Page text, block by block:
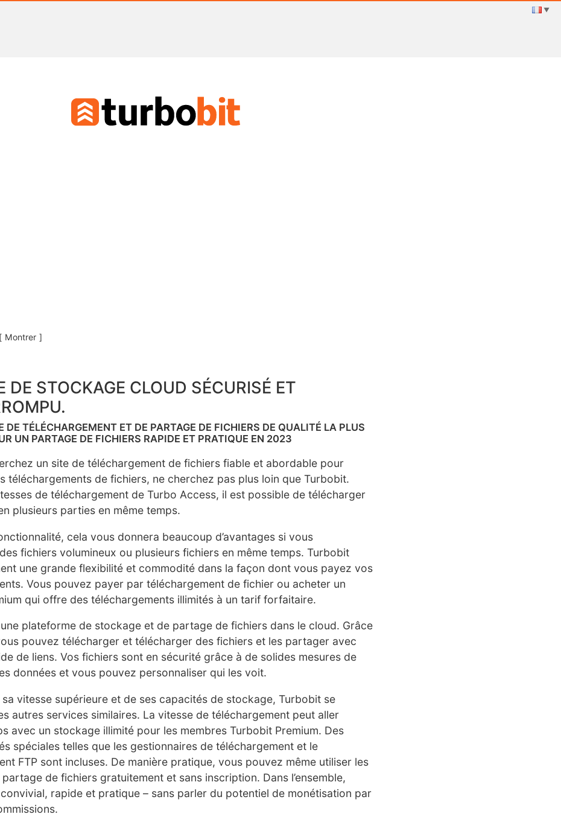
Montrer
DE STOCKAGE CLOUD SÉCURISÉ ET
DE TÉLÉCHARGEMENT ET DE PARTAGE DE FICHIERS DE QUALITÉ LA PLUS
UN PARTAGE DE FICHIERS RAPIDE ET PRATIQUE EN 2023
un site de téléchargement de fichiers fiable et abordable pour
téléchargements de fichiers, ne cherchez pas plus loin que Turbobit.
de téléchargement de Turbo Access, il est possible de télécharger
plusieurs parties en même temps.
cela vous donnera beaucoup d’avantages si vous
fichiers volumineux ou plusieurs fichiers en même temps. Turbobit
une grande flexibilité et commodité dans la façon dont vous payez vos
Vous pouvez payer par téléchargement de fichier ou acheter un
qui offre des téléchargements illimités à un tarif forfaitaire.
plateforme de stockage et de partage de fichiers dans le cloud. Grâce
pouvez télécharger et télécharger des fichiers et les partager avec
de liens. Vos fichiers sont en sécurité grâce à de solides mesures de
données et vous pouvez personnaliser qui les voit.
sa vitesse supérieure et de ses capacités de stockage, Turbobit se
autres services similaires. La vitesse de téléchargement peut aller
avec un stockage illimité pour les membres Turbobit Premium. Des
spéciales telles que les gestionnaires de téléchargement et le
FTP sont incluses. De manière pratique, vous pouvez même utiliser les
de fichiers gratuitement et sans inscription. Dans l’ensemble,
rapide et pratique – sans parler du potentiel de monétisation par